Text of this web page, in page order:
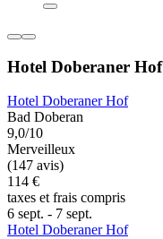
Hotel Doberaner Hof
Hotel Doberaner Hof
Bad Doberan
9,0/10
Merveilleux
(147 avis)
114 €
taxes et frais compris
6 sept. - 7 sept.
Hotel Doberaner Hof